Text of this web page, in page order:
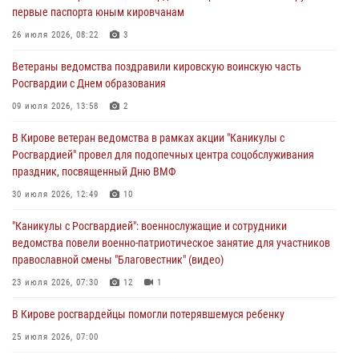
07 августа 2026, 08:39
хулиганстве
06 августа 2026, 07:00
почетные знаки и грамоты росгвардейцам (видео)
05 августа 2026, 11:00
В Кирове росгвардейцы задержали подозреваемую в сбыте
04 августа 2026, 09:30
первые паспорта юным кировчанам
26 июля 2026, 08:22 3
Ветераны ведомства поздравили кировскую воинскую часть
Росгвардии с Днем образования
09 июля 2026, 13:58 2
В Кирове ветеран ведомства в рамках акции "Каникулы с
Росгвардией" провел для подопечных центра соцобслуживания
праздник, посвященный Дню ВМФ
30 июля 2026, 12:49 10
"Каникулы с Росгвардией": военнослужащие и сотрудники
ведомства повели военно-патриотическое занятие для участников
православной смены "Благовестник" (видео)
23 июля 2026, 07:30 12 1
В Кирове росгвардейцы помогли потерявшемуся ребенку
25 июля 2026, 07:00